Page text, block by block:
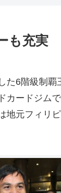
も充実
6階級制覇
カードジム
地元フィリ